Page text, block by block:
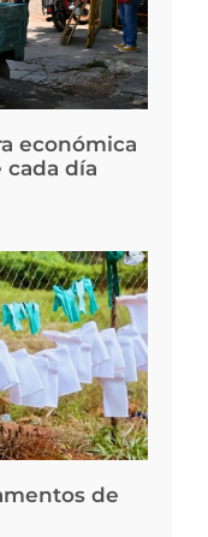
económica
cada día
de